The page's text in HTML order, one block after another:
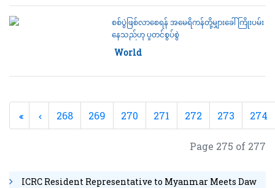
စစ်ပွဲဖြစ်လာစေရန် အမေရိကန်တို့မျှားခေါ်ကြိုးပမ်း
နေသည်ဟု ပူတင်စွပ်စွဲ
Category:
World
268 269 270 271 272 273 274
Page 275 of 277
ICRC Resident Representative to Myanmar Meets Daw